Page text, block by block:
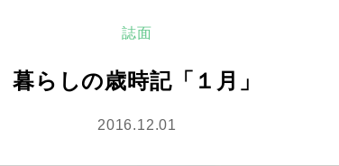
誌面
暮らしの歳時記「１月」
2016.12.01